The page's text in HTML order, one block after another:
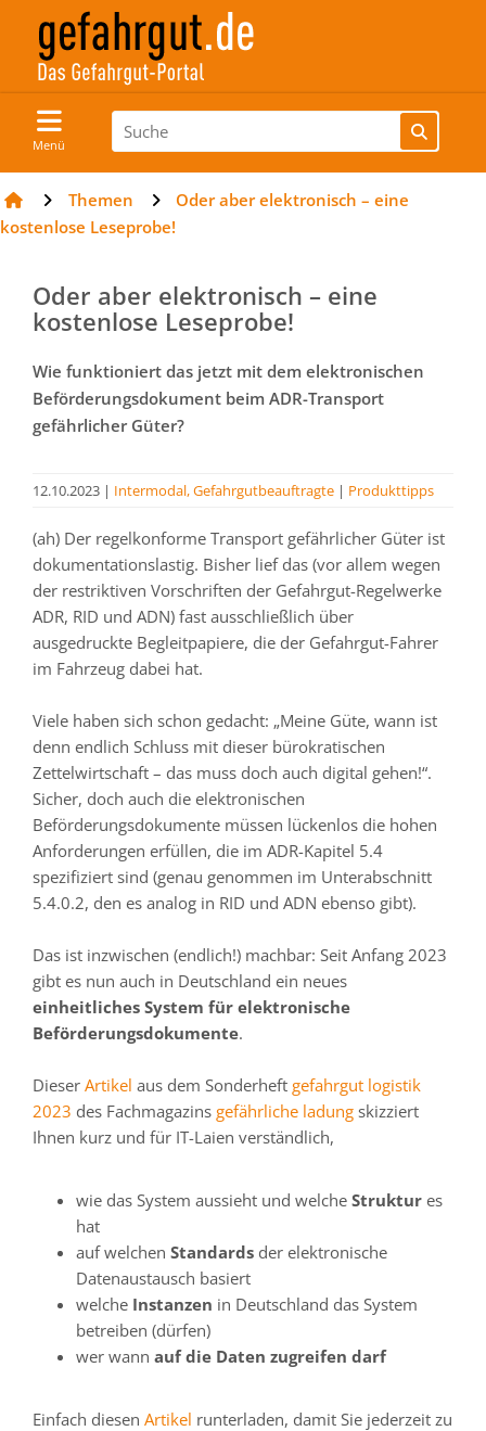
Menü
Themen
Oder aber elektronisch – eine
kostenlose Leseprobe!
Oder aber elektronisch – eine
kostenlose Leseprobe!
Wie funktioniert das jetzt mit dem elektronischen
Beförderungsdokument beim ADR-Transport
gefährlicher Güter?
12.10.2023 | Intermodal, Gefahrgutbeauftragte | Produkttipps
(ah) Der regelkonforme Transport gefährlicher Güter ist
dokumentationslastig. Bisher lief das (vor allem wegen
der restriktiven Vorschriften der Gefahrgut-Regelwerke
ADR, RID und ADN) fast ausschließlich über
ausgedruckte Begleitpapiere, die der Gefahrgut-Fahrer
im Fahrzeug dabei hat.
Viele haben sich schon gedacht: „Meine Güte, wann ist
denn endlich Schluss mit dieser bürokratischen
Zettelwirtschaft – das muss doch auch digital gehen!“.
Sicher, doch auch die elektronischen
Beförderungsdokumente müssen lückenlos die hohen
Anforderungen erfüllen, die im ADR-Kapitel 5.4
spezifiziert sind (genau genommen im Unterabschnitt
5.4.0.2, den es analog in RID und ADN ebenso gibt).
Das ist inzwischen (endlich!) machbar: Seit Anfang 2023
gibt es nun auch in Deutschland ein neues
einheitliches System für elektronische
Beförderungsdokumente.
Dieser Artikel aus dem Sonderheft gefahrgut logistik
2023 des Fachmagazins gefährliche ladung skizziert
Ihnen kurz und für IT-Laien verständlich,
wie das System aussieht und welche Struktur es
hat
auf welchen Standards der elektronische
Datenaustausch basiert
welche Instanzen in Deutschland das System
betreiben (dürfen)
wer wann auf die Daten zugreifen darf
Einfach diesen Artikel runterladen, damit Sie jederzeit zu